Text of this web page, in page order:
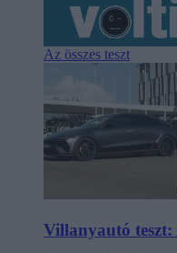
Az összes teszt
Villanyautó